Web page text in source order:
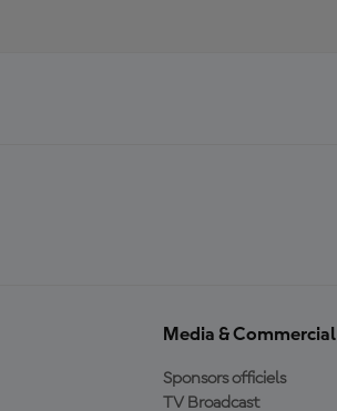
Media & Commercial
Sponsors officiels
TV Broadcast